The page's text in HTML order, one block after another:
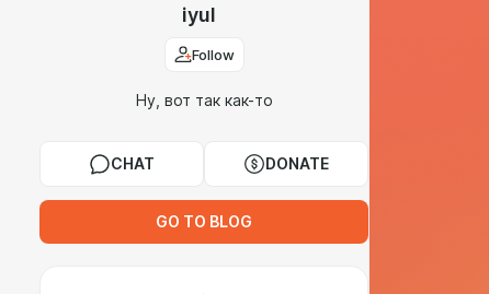
iyul
Follow
Ну, вот так как-то
CHAT DONATE
GO TO BLOG